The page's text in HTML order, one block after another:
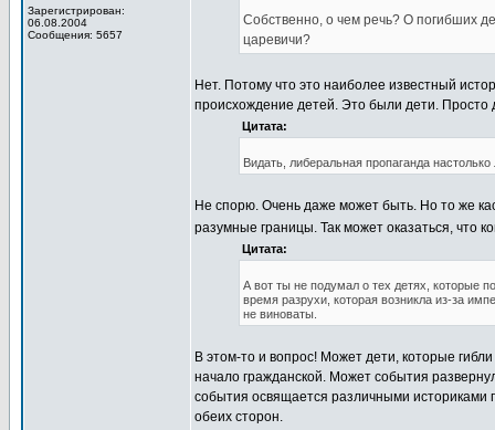
Зарегистрирован:
06.08.2004
Сообщения: 5657
Собственно, о чем речь? О погибших
царевичи?
Нет. Потому что это наиболее известный
происхождение детей. Это были дети. Просто
Цитата:
Видать, либеральная пропаганда
Не спорю. Очень даже может быть. Но то же
разумные границы. Так может оказаться, что
Цитата:
А вот ты не подумал о тех детях, которые
время разрухи, которая возникла из-за
не виноваты.
В этом-то и вопрос! Может дети, которые
начало гражданской. Может события
события освящается различными историками
обеих сторон.